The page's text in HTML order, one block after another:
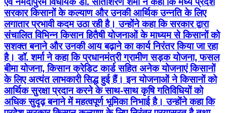
सरकार किसानों के कल्याण और उनकी आर्थिक उन्नति के लिए
लगातार प्रभावी कदम उठा रही है। उन्होंने कहा कि सरकार द्वारा
संचालित विभिन्न किसान हितैषी योजनाओं के माध्यम से किसानों को
सशक्त बनाने और उनकी आय बढ़ाने का कार्य निरंतर किया जा रहा
है। डॉ. शर्मा ने कहा कि प्रधानमंत्री ग्रामीण सड़क योजना, फसल
बीमा योजना, किसान क्रेडिट कार्ड सहित अनेक योजनाएं किसानों
के लिए अत्यंत लाभकारी सिद्ध हुई हैं। इन योजनाओं ने किसानों को
आर्थिक सुरक्षा प्रदान करने के साथ-साथ कृषि गतिविधियों को
अधिक सुदृढ़ बनाने में महत्वपूर्ण भूमिका निभाई है। उन्होंने कहा कि